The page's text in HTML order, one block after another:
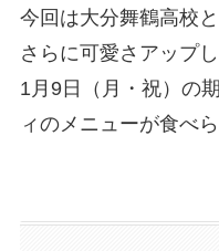
今回は大分舞鶴高校
さらに可愛さアップ
1月9日（月・祝）の
ィのメニューが食べ